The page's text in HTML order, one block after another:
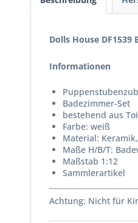
Dolls House
Informationen
Badezimmer-Set
bestehend aus
Farbe: weiß
Material:
Maße H/B/T:
Maßstab 1:12
Sammlerartikel
Achtung: Nicht für